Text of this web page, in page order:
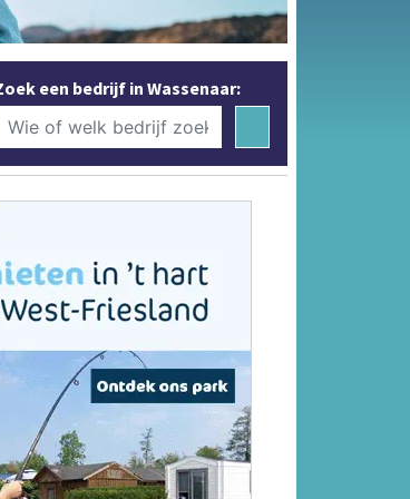
een bedrijf in Wassenaar: